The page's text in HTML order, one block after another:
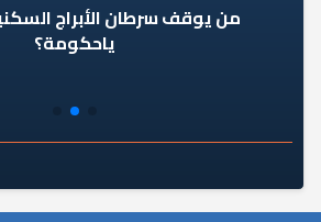
من يوقف سرطان الأبراج
ياحكومة؟